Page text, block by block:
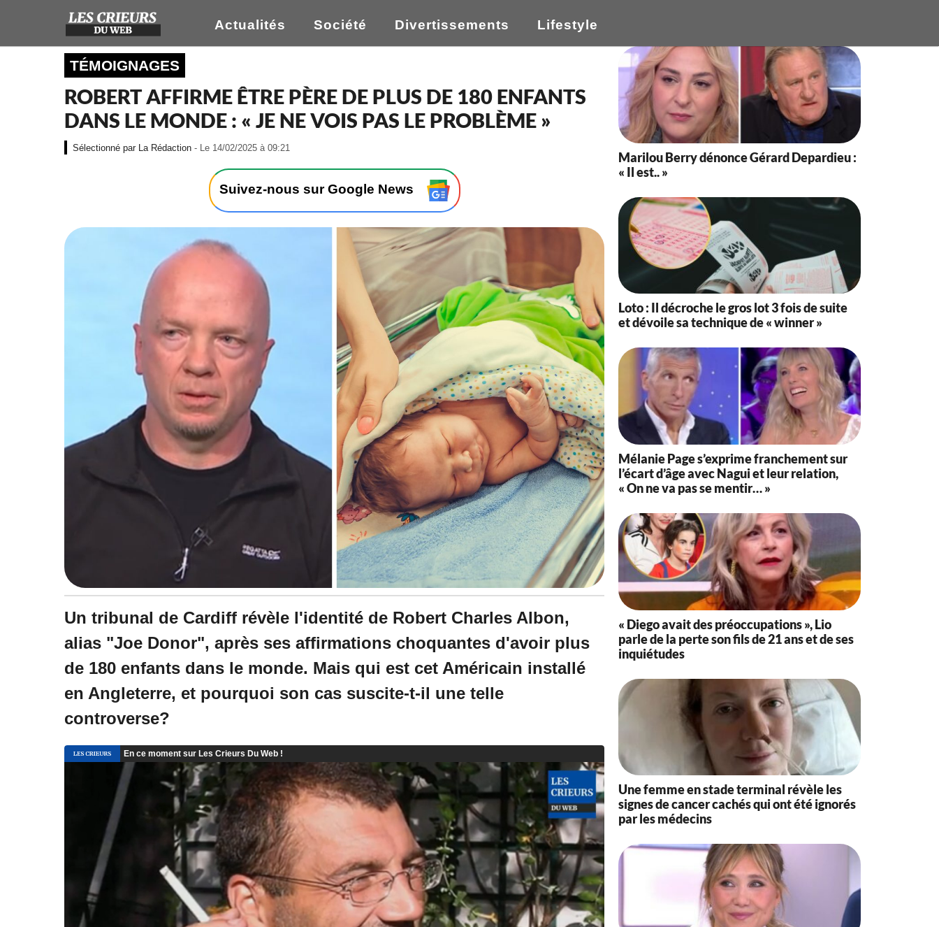
Actualités Société Divertissements Lifestyle
TÉMOIGNAGES
ROBERT AFFIRME ÊTRE PÈRE DE PLUS DE 180 ENFANTS
DANS LE MONDE : « JE NE VOIS PAS LE PROBLÈME »
La Rédaction - Le 14/02/2025 à 09:21
1
/
0
Suivez-nous sur Google News
Un tribunal de Cardiff révèle l'identité de Robert Charles Albon,
alias "Joe Donor", après ses affirmations choquantes d'avoir plus
de 180 enfants dans le monde. Mais qui est cet Américain installé
en Angleterre, et pourquoi son cas suscite-t-il une telle
controverse?
Marilou Berry dénonce Gérard Depardieu :
« Il est.. »
Loto : Il décroche le gros lot 3 fois de suite
et dévoile sa technique de « winner »
Mélanie Page s’exprime franchement sur
l’écart d’âge avec Nagui et leur relation,
« On ne va pas se mentir… »
« Diego avait des préoccupations », Lio
parle de la perte son fils de 21 ans et de ses
inquiétudes
Une femme en stade terminal révèle les
signes de cancer cachés qui ont été ignorés
par les médecins